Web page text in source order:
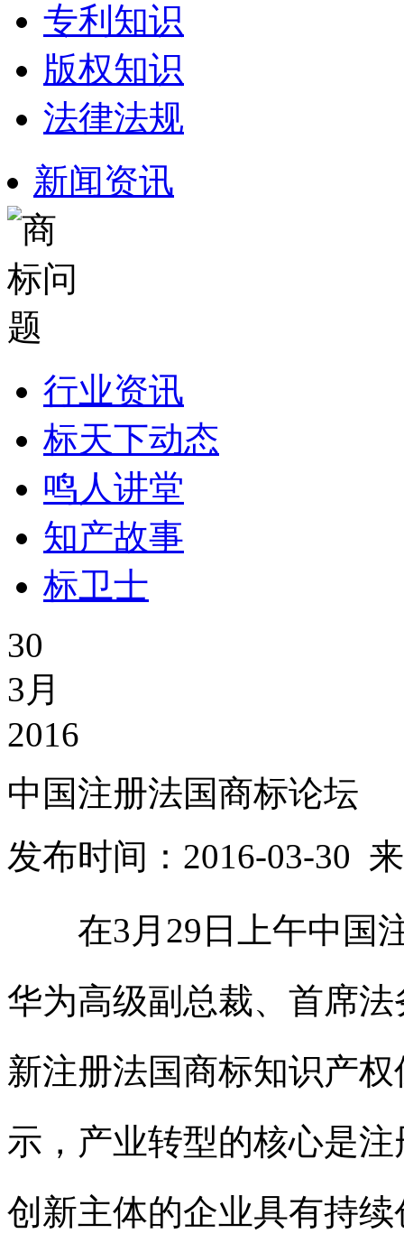
专利知识
版权知识
法律法规
新闻资讯
行业资讯
标天下动态
鸣人讲堂
知产故事
标卫士
30
3月
2016
中国注册法国商标论坛
发布时间：2016-03-30
在3月29日上午中国
华为高级副总裁、首席
新注册法国商标知识产
示，产业转型的核心是注
创新主体的企业具有持